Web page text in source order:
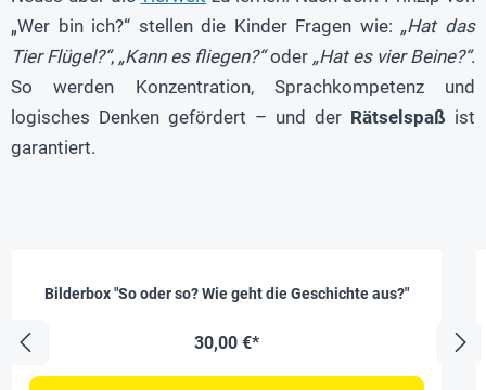
„Wer bin ich?“ stellen die Kinder Fragen wie: „Hat das
Tier Flügel?“, „Kann es fliegen?“oder „Hat es vier Beine?“.
So werden Konzentration, Sprachkompetenz und
logisches Denken gefördert – und der Rätselspaß ist
garantiert.
Bilderbox "So oder so? Wie geht die Geschichte aus?"
30,00 €*